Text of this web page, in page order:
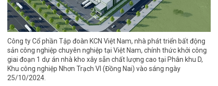
Công ty Cổ phần Tập đoàn KCN Việt Nam, nhà phát triển bất động
sản công nghiệp chuyên nghiệp tại Việt Nam, chính thức khởi công
giai đoạn 1 dự án nhà kho xây sẵn chất lượng cao tại Phân khu D,
Khu công nghiệp Nhơn Trạch VI (Đồng Nai) vào sáng ngày
25/10/2024.